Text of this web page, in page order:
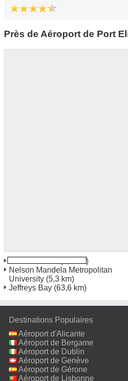
Près de Aéroport de Port
(0,7 km)
Nelson Mandela Metropolitan
University (5,3 km)
Jeffreys Bay (63,6 km)
Destinations Populaires
Aéroport d'Alicante
Aéroport de Bergame
Aéroport de Dublin
Aéroport de Genève
Aéroport de Gérone
Aéroport de Lisbonne